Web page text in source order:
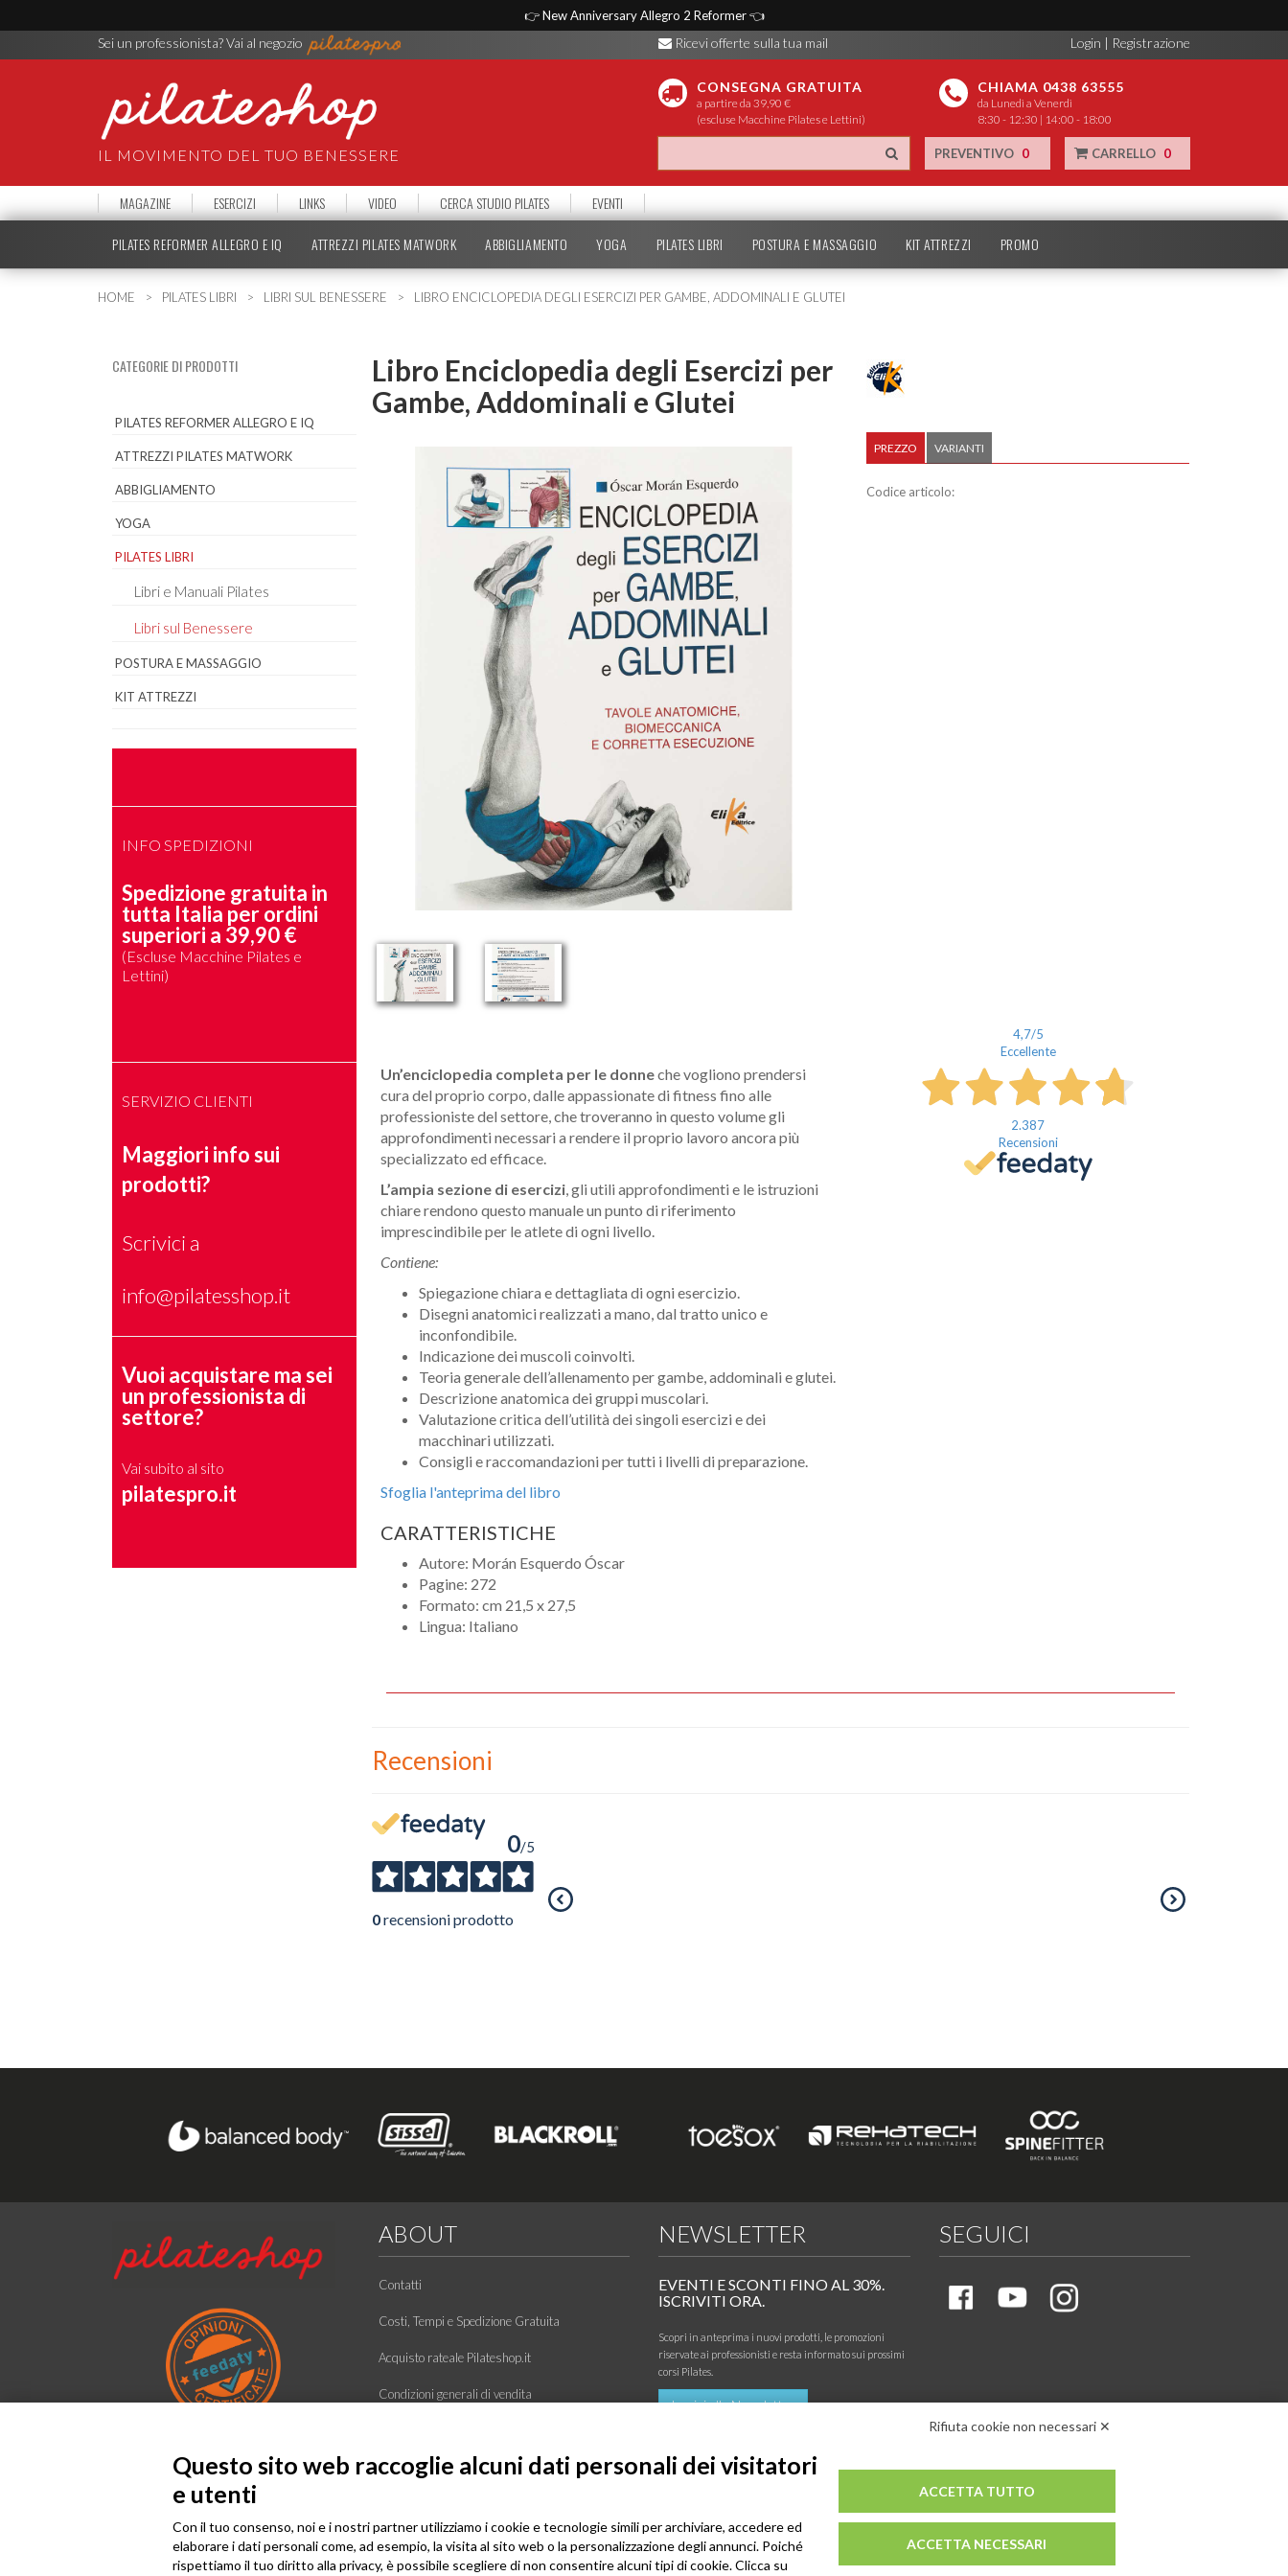
👉New Anniversary Allegro 2 Reformer👈
Sei un professionista? Vai al negozio Ricevi offerte sulla tua mail Login | Registrazione
IL MOVIMENTO DEL TUO BENESSERE
CONSEGNA GRATUITA
a partire da 39,90 €
(escluse Macchine Pilates e Lettini)
CHIAMA 0438 63555
da Lunedì a Venerdì
8:30 - 12:30 | 14:00 - 18:00
PREVENTIVO 0 CARRELLO 0
MAGAZINE ESERCIZI LINKS VIDEO CERCA STUDIO PILATES EVENTI
PILATES REFORMER ALLEGRO E IQ ATTREZZI PILATES MATWORK ABBIGLIAMENTO YOGA PILATES LIBRI POSTURA E MASSAGGIO KIT ATTREZZI PROMO
HOME PILATES LIBRI LIBRI SUL BENESSERE LIBRO ENCICLOPEDIA DEGLI ESERCIZI PER GAMBE, ADDOMINALI E GLUTEI
Nome
Cognome
eMail
Telefono / Cellulare
Informativa Privacy
CATEGORIE DI PRODOTTI
PILATES REFORMER ALLEGRO E IQ
ATTREZZI PILATES MATWORK
ABBIGLIAMENTO
YOGA
PILATES LIBRI
Libri e Manuali Pilates
Libri sul Benessere
POSTURA E MASSAGGIO
KIT ATTREZZI
INFO SPEDIZIONI
Spedizione gratuita in
tutta Italia per ordini
superiori a 39,90 €
(Escluse Macchine Pilates e
Lettini)
SERVIZIO CLIENTI
Maggiori info sui
prodotti?
Scrivici a
info@pilatesshop.it
Vuoi acquistare ma sei
un professionista di
settore?
Vai subito al sito
pilatespro.it
Libro Enciclopedia degli Esercizi per
Gambe, Addominali e Glutei
PREZZO VARIANTI
Codice articolo:
Un’enciclopedia completa per le donneche vogliono prendersi
cura del proprio corpo, dalle appassionate di fitness fino alle
professioniste del settore, che troveranno in questo volume gli
approfondimenti necessari a rendere il proprio lavoro ancora più
specializzato ed efficace.
L’ampia sezione di esercizi, gli utili approfondimenti e le istruzioni
chiare rendono questo manuale un punto di riferimento
imprescindibile per le atlete di ogni livello.
Contiene:
Spiegazione chiara e dettagliata di ogni esercizio.
Disegni anatomici realizzati a mano, dal tratto unico e
inconfondibile.
Indicazione dei muscoli coinvolti.
Teoria generale dell’allenamento per gambe, addominali e glutei.
Descrizione anatomica dei gruppi muscolari.
Valutazione critica dell’utilità dei singoli esercizi e dei
macchinari utilizzati.
Consigli e raccomandazioni per tutti i livelli di preparazione.
Sfoglia l'anteprima del libro
CARATTERISTICHE
Autore: Morán Esquerdo Óscar
Pagine: 272
Formato: cm 21,5 x 27,5
Lingua: Italiano
4,7/5
Eccellente
2.387
Recensioni
Recensioni
0/5
0recensioni prodotto
ABOUT
Contatti
Costi, Tempi e Spedizione Gratuita
Acquisto rateale Pilateshop.it
Condizioni generali di vendita
Ecco chi siamo
NEWSLETTER
EVENTI E SCONTI FINO AL 30%.
ISCRIVITI ORA.
Scopri in anteprima i nuovi prodotti, le promozioni
riservate ai professionisti e resta informato sui prossimi
corsi Pilates.
Iscrivi alla Newsletter
SEGUICI
Rifiuta cookie non necessari ✕
Questo sito web raccoglie alcuni dati personali dei visitatori
e utenti
Con il tuo consenso, noi e i nostri partner utilizziamo i cookie e tecnologie simili per archiviare, accedere ed
elaborare i dati personali come, ad esempio, la visita al sito web o la personalizzazione degli annunci. Poiché
rispettiamo il tuo diritto alla privacy, è possibile scegliere di non consentire alcuni tipi di cookie. Clicca su
ACCETTA TUTTO
ACCETTA NECESSARI